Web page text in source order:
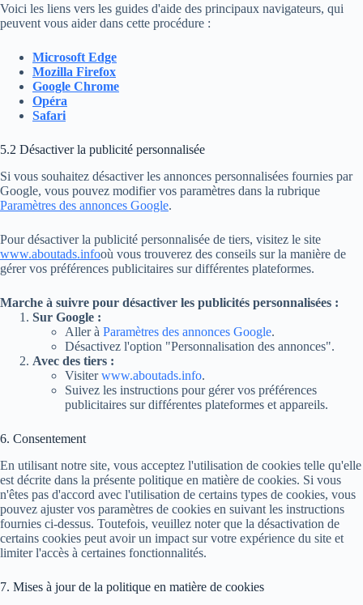
Voici les liens vers les guides d'aide des principaux navigateurs, qui
peuvent vous aider dans cette procédure :
Microsoft Edge
Mozilla Firefox
Google Chrome
Opéra
Safari
5.2 Désactiver la publicité personnalisée
Si vous souhaitez désactiver les annonces personnalisées fournies par
Google, vous pouvez modifier vos paramètres dans la rubrique
Paramètres des annonces Google.
Pour désactiver la publicité personnalisée de tiers, visitez le site
www.aboutads.infooù vous trouverez des conseils sur la manière de
gérer vos préférences publicitaires sur différentes plateformes.
Marche à suivre pour désactiver les publicités personnalisées :
Sur Google :
Aller à Paramètres des annonces Google.
Désactivez l'option "Personnalisation des annonces".
Avec des tiers :
Visiterwww.aboutads.info.
Suivez les instructions pour gérer vos préférences
publicitaires sur différentes plateformes et appareils.
6. Consentement
En utilisant notre site, vous acceptez l'utilisation de cookies telle qu'elle
est décrite dans la présente politique en matière de cookies. Si vous
n'êtes pas d'accord avec l'utilisation de certains types de cookies, vous
pouvez ajuster vos paramètres de cookies en suivant les instructions
fournies ci-dessus. Toutefois, veuillez noter que la désactivation de
certains cookies peut avoir un impact sur votre expérience du site et
limiter l'accès à certaines fonctionnalités.
7. Mises à jour de la politique en matière de cookies